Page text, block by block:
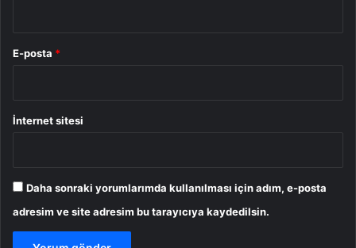
E-posta *
İnternet sitesi
Daha sonraki yorumlarımda kullanılması için adım, e-posta
adresim ve site adresim bu tarayıcıya kaydedilsin.